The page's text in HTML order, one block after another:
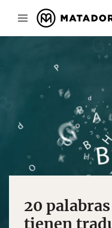
20
tienen